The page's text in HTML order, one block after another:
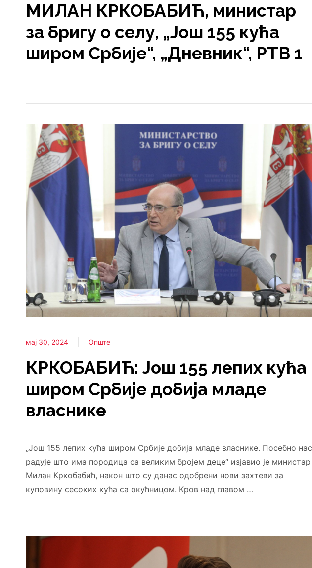
МИЛАН КРКОБАБИЋ, министар
за бригу о селу, „Још 155 кућа
широм Србије“, „Дневник“, РТВ 1
мај 30, 2024 Опште
КРКОБАБИЋ: Још 155 лепих кућа
широм Србије добија младе
власнике
„Још 155 лепих кућа широм Србије добија младе власнике. Посебно нас
радује што има породица са великим бројем деце“ изјавио је министар
Милан Кркобабић, након што су данас одобрени нови захтеви за
куповину сесоких кућа са окућницом. Кров над главом …